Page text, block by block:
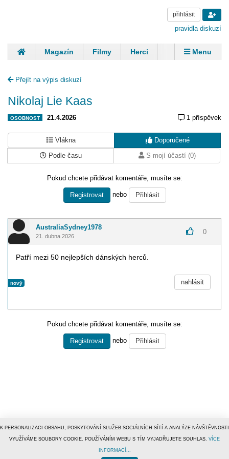
přihlásit
pravidla diskuzí
Magazín Filmy Herci
Zpěváci
Panovníci
Finančníci
Menu
Přejít na výpis diskuzí
Nikolaj Lie Kaas
OSOBNOST 21.4.2026 1 příspěvek
Vlákna
Doporučené
Podle času
S mojí účastí (0)
Pokud chcete přidávat komentáře, musíte se:
Registrovat nebo Přihlásit
AustraliaSydney1978
21. dubna 2026
0
Patří mezi 50 nejlepších dánských herců.
nový nahlásit
Pokud chcete přidávat komentáře, musíte se:
Registrovat nebo Přihlásit
Tiscali Media, a.s.ISSN 1801-5131
K PERSONALIZACI OBSAHU, POSKYTOVÁNÍ SLUŽEB SOCIÁLNÍCH SÍTÍ A ANALÝZE NÁVŠTĚVNOSTI
VYUŽÍVÁME SOUBORY COOKIE. POUŽÍVÁNÍM WEBU S TÍM VYJADŘUJETE SOUHLAS. VÍCE
INFORMACÍ...